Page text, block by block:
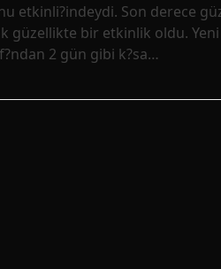
etkinli?indeydi. Son derece
güzellikte bir etkinlik oldu.
2 gün gibi k?sa…